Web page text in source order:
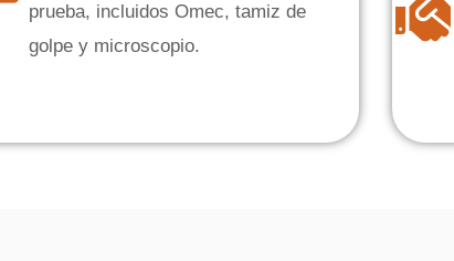
prueba, incluidos Omec, tamiz de
golpe y microscopio.